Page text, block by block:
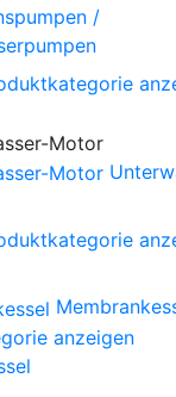
/
anzeigen